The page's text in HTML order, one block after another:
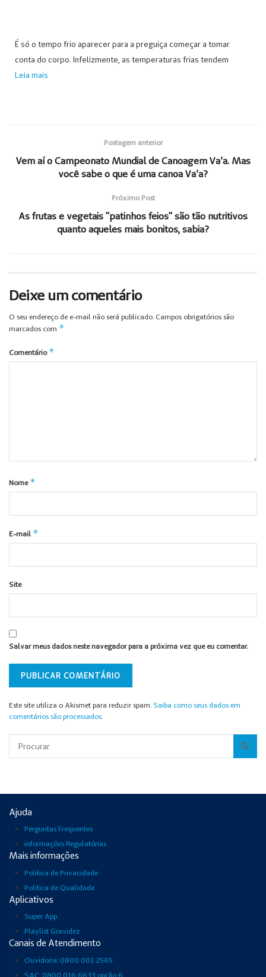
É só o tempo frio aparecer para a preguiça começar a tomar
conta do corpo. Infelizmente, as temperaturas frias tendem
Leia mais
Postagem anterior
Vem aí o Campeonato Mundial de Canoagem Va’a. Mas
você sabe o que é uma canoa Va’a?
Próximo Post
As frutas e vegetais "patinhos feios" são tão nutritivos
quanto aqueles mais bonitos, sabia?
Deixe um comentário
O seu endereço de e-mail não será publicado. Campos obrigatórios são
marcados com *
Comentário *
Nome *
E-mail *
Site
Salvar meus dados neste navegador para a próxima vez que eu comentar.
Este site utiliza o Akismet para reduzir spam. Saiba como seus dados em
comentários são processados
Ajuda
Perguntas Frequentes
informações Regulatórias
Mais informações
Política de Privacidade
Política de Qualidade
Aplicativos
Super App
Playlist Gravidez
Canais de Atendimento
Ouvidoria: 0800 001 2565
SAC: 0800 016 6633 opção 6